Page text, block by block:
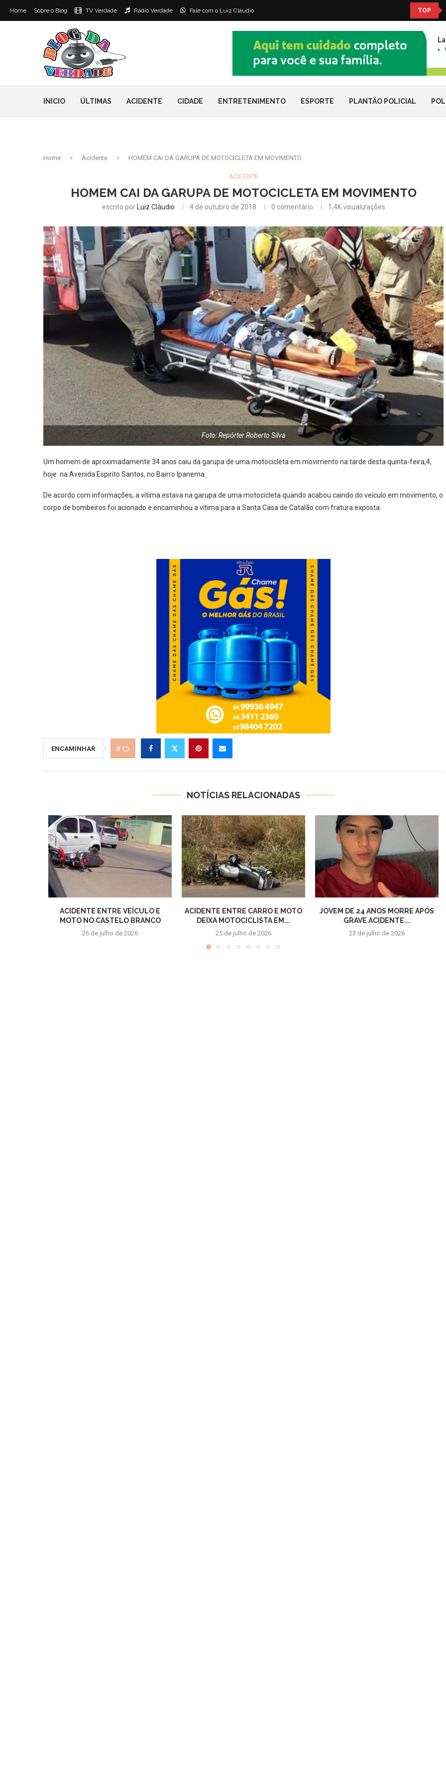
Home Sobre o Blog TV Verdade Rádio Verdade Fale com o Luiz Cláudio TOP
INICIO ÚLTIMAS ACIDENTE CIDADE ENTRETENIMENTO ESPORTE PLANTÃO POLICIAL
Home Acidente HOMEM CAI DA GARUPA DE MOTOCICLETA EM MOVIMENTO
ACIDENTE
HOMEM CAI DA GARUPA DE MOTOCICLETA EM MOVIMENTO
escrito por Luiz Cláudio 4 de outubro de 2018 0 comentário 1,4Kvisualizações
Foto: Repórter Roberto Silva
Um homem de aproximadamente 34 anos caiu da garupa de uma motocicleta em movimento na tarde desta quinta-feira,4,
hoje na Avenida Espirito Santos, no Bairro Ipanema.
De acordo com informações, a vítima estava na garupa de uma motocicleta quando acabou caindo do veículo em movimento, o
corpo de bombeiros foi acionado e encaminhou a vítima para a Santa Casa de Catalão com fratura exposta.
ENCAMINHAR 0
NOTÍCIAS RELACIONADAS
ACIDENTE ENTRE VEÍCULO E
MOTO NO CASTELO BRANCO
26 de julho de 2026
ACIDENTE ENTRE CARRO E MOTO
DEIXA MOTOCICLISTA EM...
25 de julho de 2026
JOVEM DE 24 ANOS MORRE APÓS
GRAVE ACIDENTE...
23 de julho de 2026